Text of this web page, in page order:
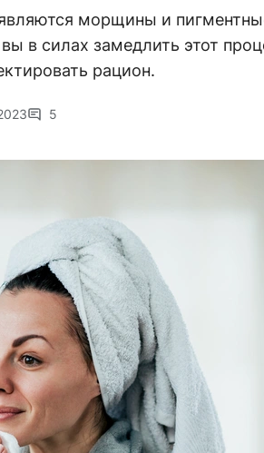
морщины и
в силах замедлить этот
рацион.
5